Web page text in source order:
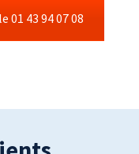
01 43 94 07 08